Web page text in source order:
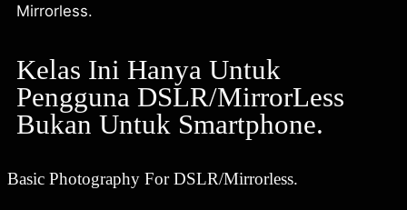
Mirrorless.
Kelas Ini Hanya Untuk
Pengguna DSLR/MirrorLess
Bukan Untuk Smartphone.
Basic Photography For DSLR/Mirrorless.